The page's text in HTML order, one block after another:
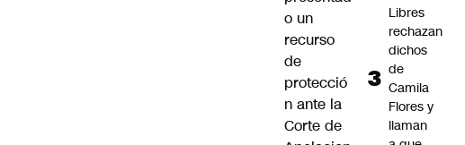
o un
recurso
de
protecció
n ante la
Corte de
Libres
rechazan
dichos
de
Camila
Flores y
llaman